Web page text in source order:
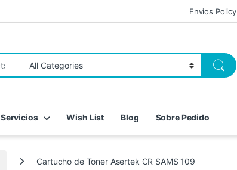
Envios Policy
Servicios Wish List Blog Sobre Pedido
Cartucho de Toner Asertek CR SAMS 109